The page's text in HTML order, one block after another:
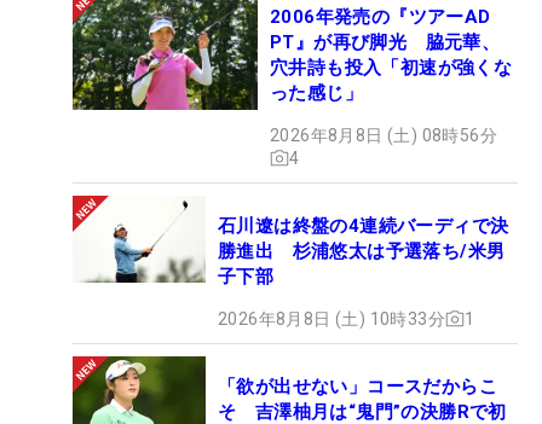
2006年発売の『ツアーAD
PT』が再び脚光 脇元華、
穴井詩も投入「初速が強くな
った感じ」
2026年8月8日 (土) 08時56分
4
石川遼は終盤の4連続バーディで決
勝進出 杉浦悠太は予選落ち/米男
子下部
2026年8月8日 (土) 10時33分 1
「欲が出せない」コースだからこ
そ 吉澤柚月は“鬼門”の決勝Rで初